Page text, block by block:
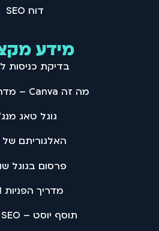
דוח SEO
מידע
בדיקת כניסות
מה זה Canva – מדריך קנבה
גוגל טאג
האלגוריתם של
פרסום בגוגל
מדריך הפניות 301
תוסף יוסט – Yoast SEO